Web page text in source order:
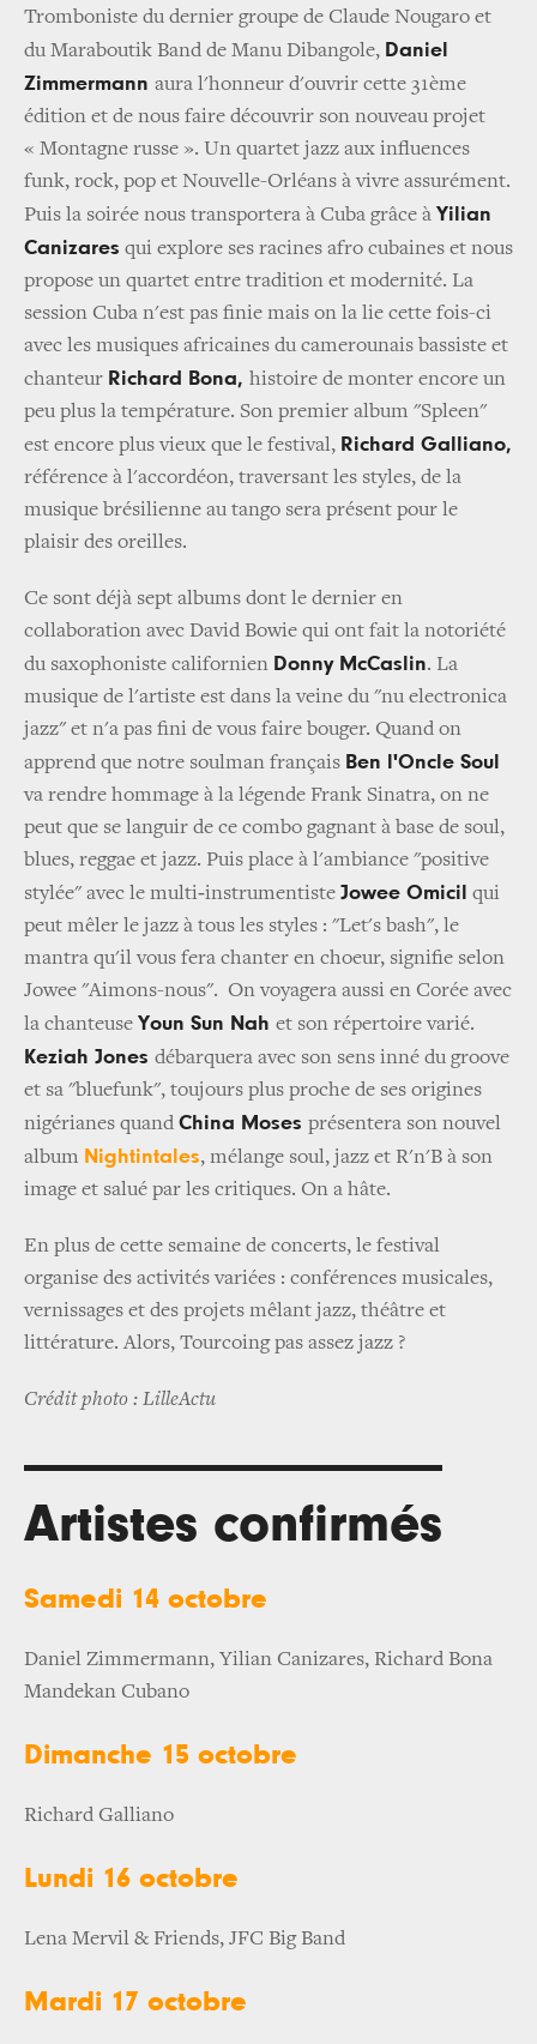
Tromboniste du dernier groupe de Claude Nougaro et
du Maraboutik Band de Manu Dibangole, Daniel
Zimmermann aura l'honneur d'ouvrir cette 31ème
édition et de nous faire découvrir son nouveau projet
« Montagne russe ». Un quartet jazz aux influences
funk, rock, pop et Nouvelle-Orléans à vivre assurément.
Puis la soirée nous transportera à Cuba grâce à Yilian
Canizares qui explore ses racines afro cubaines et nous
propose un quartet entre tradition et modernité. La
session Cuba n'est pas finie mais on la lie cette fois-ci
avec les musiques africaines du camerounais bassiste et
chanteur Richard Bona, histoire de monter encore un
peu plus la température. Son premier album "Spleen"
est encore plus vieux que le festival, Richard Galliano,
référence à l'accordéon, traversant les styles, de la
musique brésilienne au tango sera présent pour le
plaisir des oreilles.
Ce sont déjà sept albums dont le dernier en
collaboration avec David Bowie qui ont fait la notoriété
du saxophoniste californien Donny McCaslin. La
musique de l'artiste est dans la veine du "nu electronica
jazz" et n'a pas fini de vous faire bouger. Quand on
apprend que notre soulman français Ben l'Oncle Soul
va rendre hommage à la légende Frank Sinatra, on ne
peut que se languir de ce combo gagnant à base de soul,
blues, reggae et jazz. Puis place à l'ambiance "positive
stylée" avec le multi‐instrumentiste Jowee Omicil qui
peut mêler le jazz à tous les styles : "Let's bash", le
mantra qu'il vous fera chanter en choeur, signifie selon
Jowee "Aimons-nous". On voyagera aussi en Corée avec
la chanteuse Youn Sun Nah et son répertoire varié.
Keziah Jones débarquera avec son sens inné du groove
et sa "bluefunk", toujours plus proche de ses origines
nigérianes quand China Moses présentera son nouvel
album Nightintales, mélange soul, jazz et R'n'B à son
image et salué par les critiques. On a hâte.
En plus de cette semaine de concerts, le festival
organise des activités variées : conférences musicales,
vernissages et des projets mêlant jazz, théâtre et
littérature. Alors, Tourcoing pas assez jazz ?
Crédit photo : LilleActu
Artistes confirmés
Samedi 14 octobre
Daniel Zimmermann, Yilian Canizares, Richard Bona
Mandekan Cubano
Dimanche 15 octobre
Richard Galliano
Lundi 16 octobre
Lena Mervil & Friends, JFC Big Band
Mardi 17 octobre